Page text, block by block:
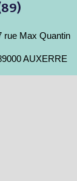
rue Max Quantin
AUXERRE